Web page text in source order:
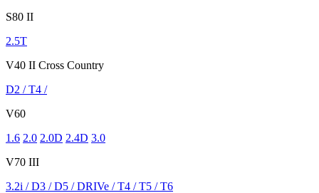
S80 II
2.5T
V40 II Cross Country
D2 / T4 /
V60
1.6 2.0 2.0D 2.4D 3.0
V70 III
3.2i / D3 / D5 / DRIVe / T4 / T5 / T6